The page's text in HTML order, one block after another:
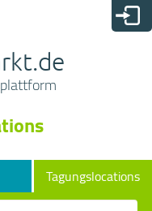
Tagungslocations